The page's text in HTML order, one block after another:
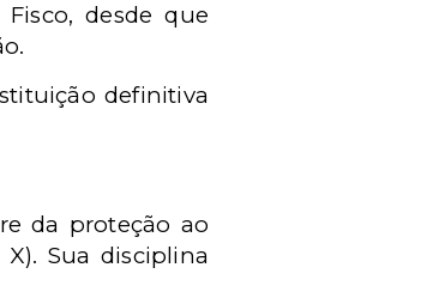
desde que
definitiva
da proteção ao
Sua disciplina